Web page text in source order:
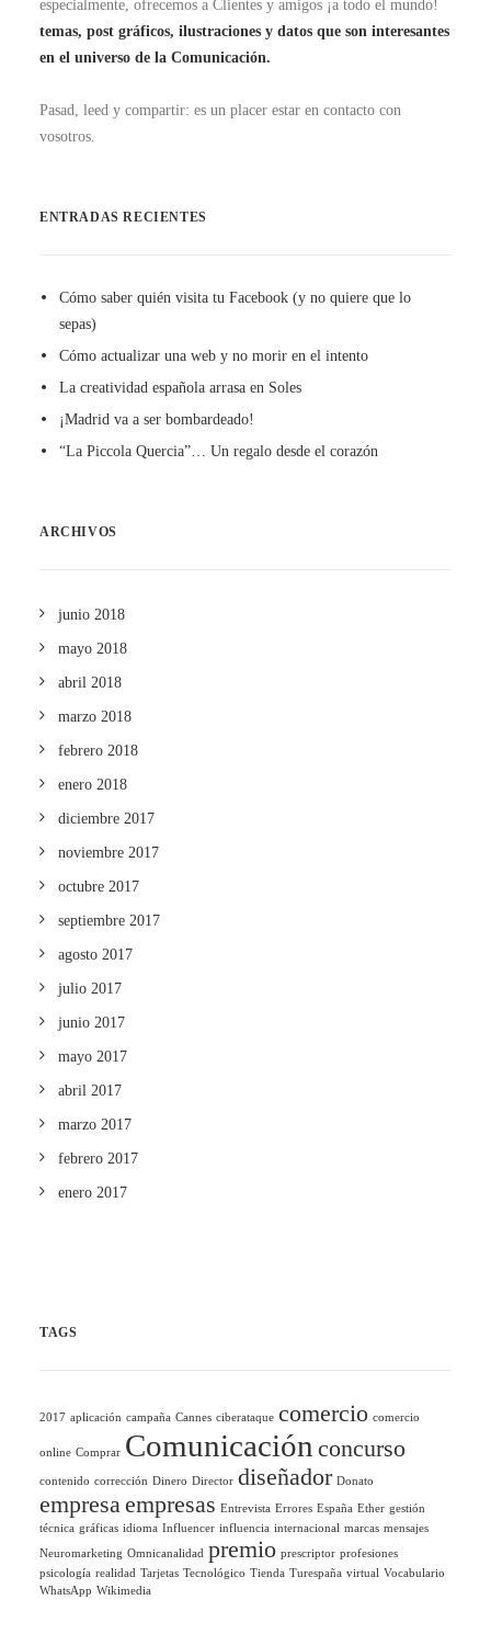
especialmente, ofrecemos a Clientes y amigos ¡a todo el mundo!
temas, post gráficos, ilustraciones y datos que son interesantes
en el universo de la Comunicación.
Pasad, leed y compartir: es un placer estar en contacto con
vosotros.
ENTRADAS RECIENTES
Cómo saber quién visita tu Facebook (y no quiere que lo
sepas)
Cómo actualizar una web y no morir en el intento
La creatividad española arrasa en Soles
¡Madrid va a ser bombardeado!
“La Piccola Quercia”… Un regalo desde el corazón
ARCHIVOS
junio 2018
mayo 2018
abril 2018
marzo 2018
febrero 2018
enero 2018
diciembre 2017
noviembre 2017
octubre 2017
septiembre 2017
agosto 2017
julio 2017
junio 2017
mayo 2017
abril 2017
marzo 2017
febrero 2017
enero 2017
TAGS
2017 aplicación campaña Cannes ciberataque comercio comercio
online Comprar Comunicación concurso
contenido corrección Dinero Director diseñador Donato
empresaempresas Entrevista Errores España Ether gestión
técnica gráficas idioma Influencer influencia internacional marcas mensajes
Neuromarketing Omnicanalidad premio prescriptor profesiones
psicología realidad Tarjetas Tecnológico Tienda Turespaña virtual Vocabulario
WhatsApp Wikimedia